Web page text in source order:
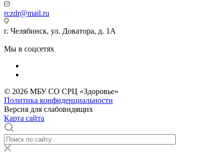
rczdr@mail.ru
г. Челябинск, ул. Доватора, д. 1А
Мы в соцсетях
© 2026 МБУ СО СРЦ «Здоровье»
Политика конфиденциальности
Версия для слабовидящих
Карта сайта